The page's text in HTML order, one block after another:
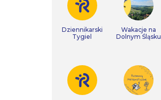
Dziennikarski
Tygiel
Wakacje na
Dolnym Śląsku